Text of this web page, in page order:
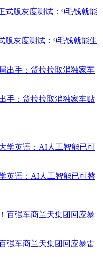
版灰度测试：9毛钱就能生
手：货拉拉取消独家车贴
英语：AI人工智能已可替
强车商兰天集团回应暴雷